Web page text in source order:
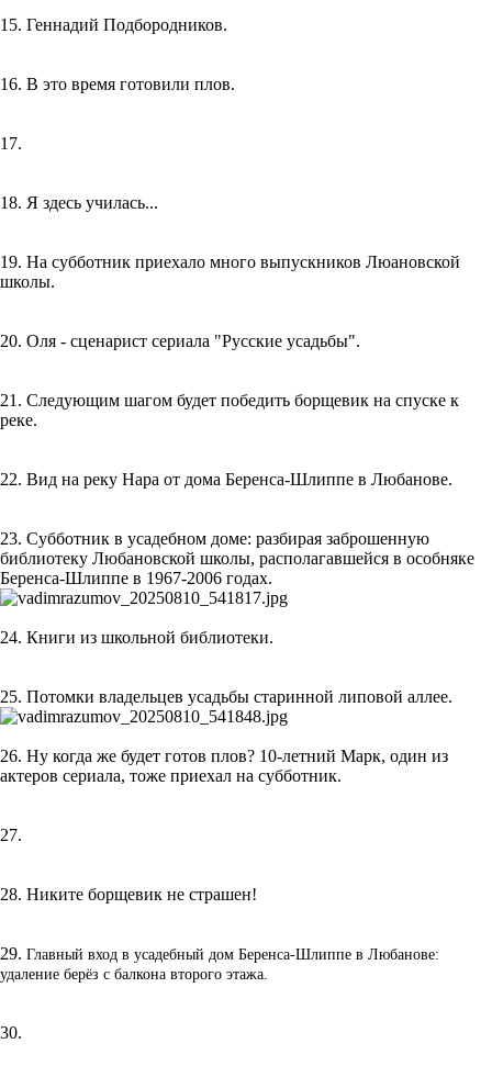
15. Геннадий Подбородников.
16. В это время готовили плов.
17.
18. Я здесь училась...
19. На субботник приехало много выпускников Люановской
школы.
20. Оля - сценарист сериала "Русские усадьбы".
21. Следующим шагом будет победить борщевик на спуске к
реке.
22. Вид на реку Нара от дома Беренса-Шлиппе в Любанове.
23. Субботник в усадебном доме: разбирая заброшенную
библиотеку Любановской школы, располагавшейся в особняке
Беренса-Шлиппе в 1967-2006 годах.
24. Книги из школьной библиотеки.
25. Потомки владельцев усадьбы старинной липовой аллее.
26. Ну когда же будет готов плов? 10-летний Марк, один из
актеров сериала, тоже приехал на субботник.
27.
28. Никите борщевик не страшен!
29. Главный вход в усадебный дом Беренса-Шлиппе в Любанове:
удаление берёз с балкона второго этажа.
30.